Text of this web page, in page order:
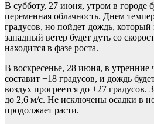
В субботу, 27 июня, утром в городе
переменная облачность. Днем
градусов, но пойдет дождь,
западный ветер будет дуть со
находится в фазе роста.
В воскресенье, 28 июня, в утренние
составит +18 градусов, и дождь
воздух прогреется до +27 градусов.
до 2,6 м/с. Не исключены осадки в
продолжает расти.